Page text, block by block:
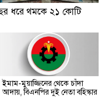
ধরে থমকে ২১ কোটি
ইমাম-মুয়াজ্জিনের থেকে চাঁদা
আদায়, বিএনপির দুই নেতা বহিস্কার